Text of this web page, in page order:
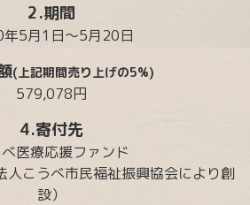
2.期間
5月1日～5月20日
(上記期間売り上げの5%)
579,078円
4.寄付先
医療応援ファンド
人こうべ市民福祉振興協会により創
設）